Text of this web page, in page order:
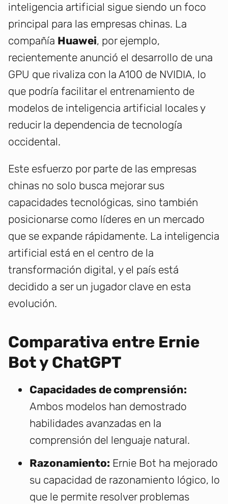
inteligencia artificial sigue siendo un foco
principal para las empresas chinas. La
compañía Huawei, por ejemplo,
recientemente anunció el desarrollo de una
GPU que rivaliza con la A100 de NVIDIA, lo
que podría facilitar el entrenamiento de
modelos de inteligencia artificial locales y
reducir la dependencia de tecnología
occidental.
Este esfuerzo por parte de las empresas
chinas no solo busca mejorar sus
capacidades tecnológicas, sino también
posicionarse como líderes en un mercado
que se expande rápidamente. La inteligencia
artificial está en el centro de la
transformación digital, y el país está
decidido a ser un jugador clave en esta
evolución.
Comparativa entre Ernie
Bot y ChatGPT
Capacidades de comprensión:
Ambos modelos han demostrado
habilidades avanzadas en la
comprensión del lenguaje natural.
Razonamiento: Ernie Bot ha mejorado
su capacidad de razonamiento lógico, lo
que le permite resolver problemas